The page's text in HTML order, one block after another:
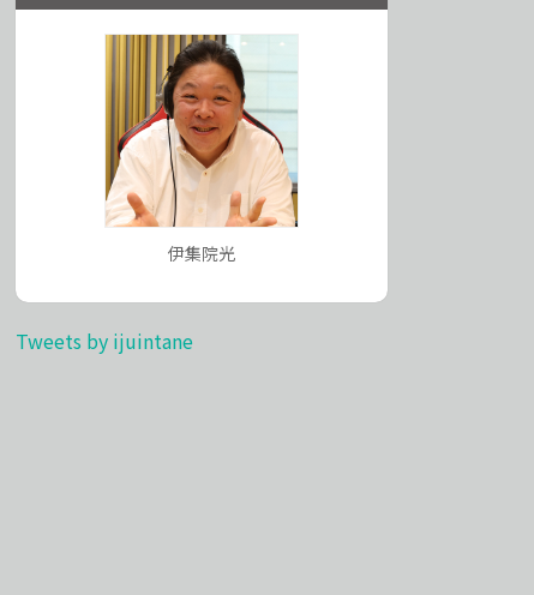
伊集院光
Tweets by ijuintane